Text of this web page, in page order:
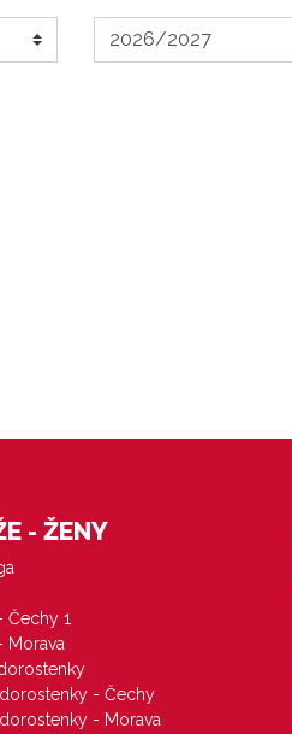
- ŽENY
Čechy 1
Morava
- Čechy
- Morava